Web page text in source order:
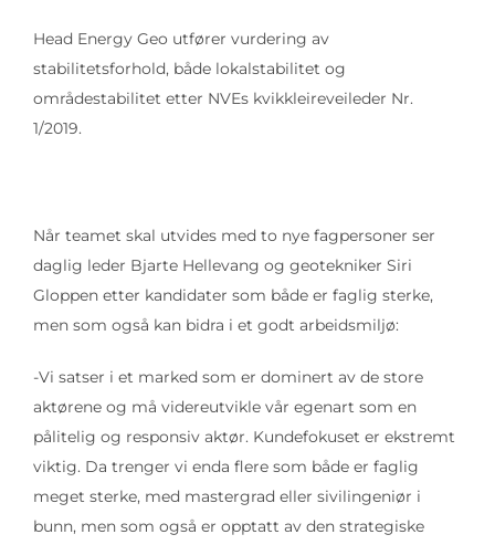
Head Energy Geo utfører vurdering av
stabilitetsforhold, både lokalstabilitet og
områdestabilitet etter NVEs kvikkleireveileder Nr.
1/2019.
Når teamet skal utvides med to nye fagpersoner ser
daglig leder Bjarte Hellevang og geotekniker Siri
Gloppen etter kandidater som både er faglig sterke,
men som også kan bidra i et godt arbeidsmiljø:
-Vi satser i et marked som er dominert av de store
aktørene og må videreutvikle vår egenart som en
pålitelig og responsiv aktør. Kundefokuset er ekstremt
viktig. Da trenger vi enda flere som både er faglig
meget sterke, med mastergrad eller sivilingeniør i
bunn, men som også er opptatt av den strategiske